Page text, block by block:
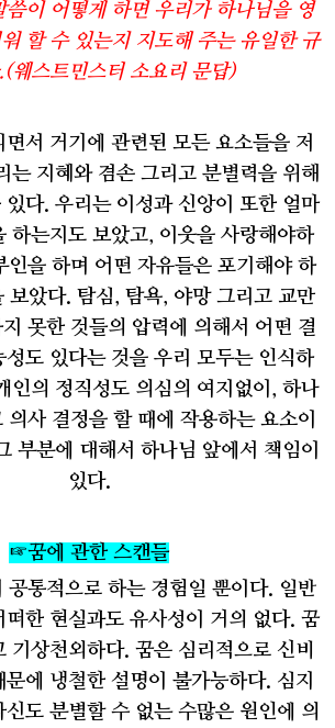
씀이 어떻게 하면 우리가 하나님을 영
할 수 있는지 지도해 주는 유일한 규
웨스트민스터 소요리 문답)
면서 거기에 관련된 모든 요소들을 저
는 지혜와 겸손 그리고 분별력을 위해
있다. 우리는 이성과 신앙이 또한 얼마
하는지도 보았고, 이웃을 사랑해야하
인을 하며 어떤 자유들은 포기해야 하
보았다. 탐심, 탐욕, 야망 그리고 교만
못한 것들의 압력에 의해서 어떤 결
성도 있다는 것을 우리 모두는 인식하
인의 정직성도 의심의 여지없이 , 하나
의사 결정을 할 때에 작용하는 요소이
부분에 대해서 하나님 앞에서 책임이
있다.
☞꿈에 관한 스캔들
공통적으로 하는 경험일 뿐이다. 일반
떠한 현실과도 유사성이 거의 없다. 꿈
기상천외하다. 꿈은 심리적으로 신비
문에 냉철한 설명이 불가능하다. 심지
도 분별할 수 없는 수많은 원인에 의